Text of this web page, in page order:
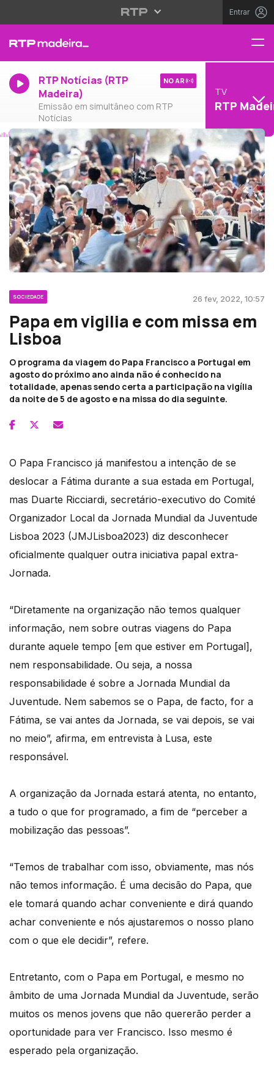
Entrar
RTP Notícias (RTP
Madeira)
Emissão em simultâneo com RTP
Notícias
NO AR
TV
RTP
SOCIEDADE 26 fev, 2022, 10:57
Papa em vigilia e com missa em
Lisboa
O programa da viagem do Papa Francisco a Portugal em
agosto do próximo ano ainda não é conhecido na
totalidade, apenas sendo certa a participação na vigília
da noite de 5 de agosto e na missa do dia seguinte.
O Papa Francisco já manifestou a intenção de se
deslocar a Fátima durante a sua estada em Portugal,
mas Duarte Ricciardi, secretário-executivo do Comité
Organizador Local da Jornada Mundial da Juventude
Lisboa 2023 (JMJLisboa2023) diz desconhecer
oficialmente qualquer outra iniciativa papal extra-
Jornada.
“Diretamente na organização não temos qualquer
informação, nem sobre outras viagens do Papa
durante aquele tempo [em que estiver em Portugal],
nem responsabilidade. Ou seja, a nossa
responsabilidade é sobre a Jornada Mundial da
Juventude. Nem sabemos se o Papa, de facto, for a
Fátima, se vai antes da Jornada, se vai depois, se vai
no meio”, afirma, em entrevista à Lusa, este
responsável.
A organização da Jornada estará atenta, no entanto,
a tudo o que for programado, a fim de “perceber a
mobilização das pessoas”.
“Temos de trabalhar com isso, obviamente, mas nós
não temos informação. É uma decisão do Papa, que
ele tomará quando achar conveniente e dirá quando
achar conveniente e nós ajustaremos o nosso plano
com o que ele decidir”, refere.
Entretanto, com o Papa em Portugal, e mesmo no
âmbito de uma Jornada Mundial da Juventude, serão
muitos os menos jovens que não quererão perder a
oportunidade para ver Francisco. Isso mesmo é
esperado pela organização.